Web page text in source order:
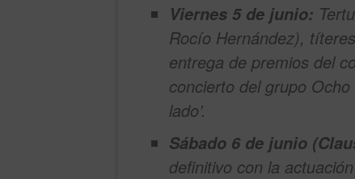
Viernes 5 de junio:
Rocío Hernández),
entrega de premios del
concierto del grupo
lado’.
Sábado 6 de junio
definitivo con la